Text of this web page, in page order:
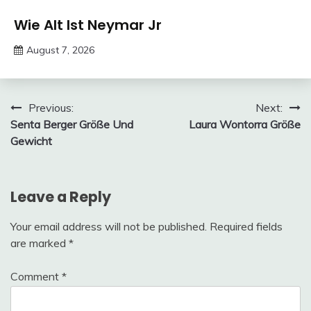
Trends
Wie Alt Ist Neymar Jr
August 7, 2026
Post
navigation
Previous:
Senta Berger Größe Und
Gewicht
Next:
Laura Wontorra Größe
Leave a Reply
Your email address will not be published. Required fields
are marked *
Comment *